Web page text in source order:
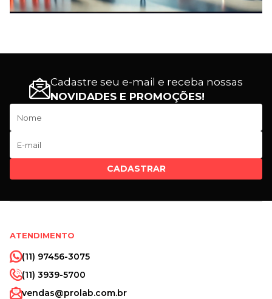
Cadastre seu e-mail e receba nossas
NOVIDADES E PROMOÇÕES!
CADASTRAR
ATENDIMENTO
(11) 97456-3075
(11) 3939-5700
vendas@prolab.com.br